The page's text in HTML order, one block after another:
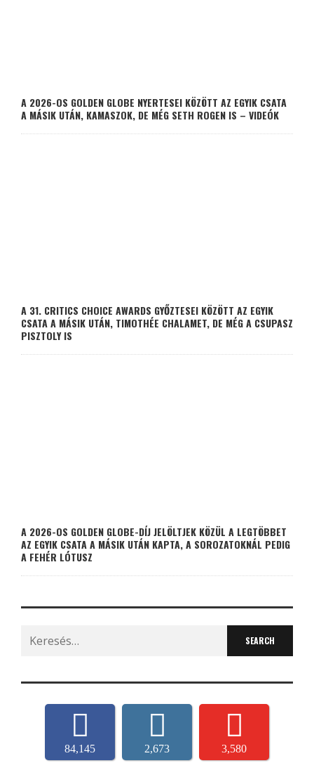
A 2026-OS GOLDEN GLOBE NYERTESEI KÖZÖTT AZ EGYIK CSATA
A MÁSIK UTÁN, KAMASZOK, DE MÉG SETH ROGEN IS – VIDEÓK
A 31. CRITICS CHOICE AWARDS GYŐZTESEI KÖZÖTT AZ EGYIK
CSATA A MÁSIK UTÁN, TIMOTHÉE CHALAMET, DE MÉG A CSUPASZ
PISZTOLY IS
A 2026-OS GOLDEN GLOBE-DÍJ JELÖLTJEK KÖZÜL A LEGTÖBBET
AZ EGYIK CSATA A MÁSIK UTÁN KAPTA, A SOROZATOKNÁL PEDIG
A FEHÉR LÓTUSZ
Search
for:
84,145 2,673 3,580